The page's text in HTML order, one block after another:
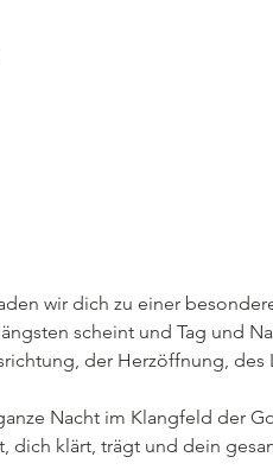
wir dich zu einer
scheint und Tag und
der Herzöffnung, des
Nacht im Klangfeld der
dich klärt, trägt und dein